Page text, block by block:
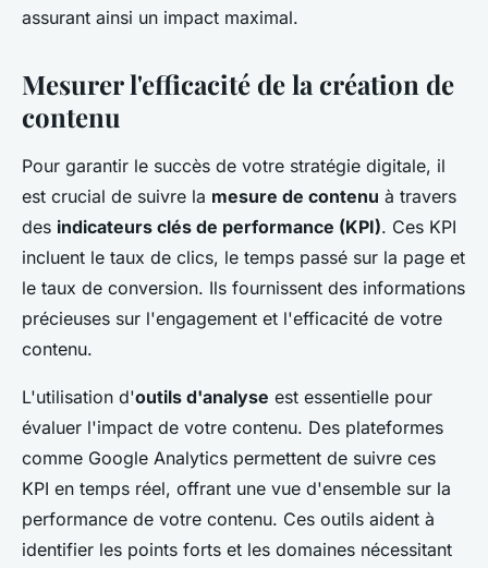
assurant ainsi un impact maximal.
Mesurer l'efficacité de la création de
contenu
Pour garantir le succès de votre stratégie digitale, il
est crucial de suivre la mesure de contenu à travers
des indicateurs clés de performance (KPI). Ces KPI
incluent le taux de clics, le temps passé sur la page et
le taux de conversion. Ils fournissent des informations
précieuses sur l'engagement et l'efficacité de votre
contenu.
L'utilisation d'outils d'analyse est essentielle pour
évaluer l'impact de votre contenu. Des plateformes
comme Google Analytics permettent de suivre ces
KPI en temps réel, offrant une vue d'ensemble sur la
performance de votre contenu. Ces outils aident à
identifier les points forts et les domaines nécessitant